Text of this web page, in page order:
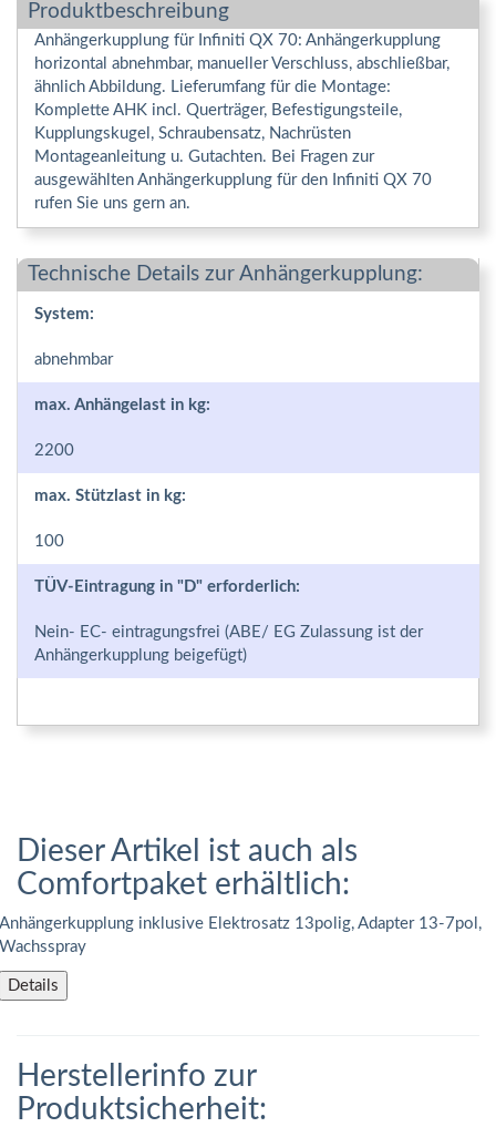
Produktbeschreibung
Anhängerkupplung für Infiniti QX 70: Anhängerkupplung
horizontal abnehmbar, manueller Verschluss, abschließbar,
ähnlich Abbildung. Lieferumfang für die Montage:
Komplette AHK incl. Querträger, Befestigungsteile,
Kupplungskugel, Schraubensatz, Nachrüsten
Montageanleitung u. Gutachten. Bei Fragen zur
ausgewählten Anhängerkupplung für den Infiniti QX 70
rufen Sie uns gern an.
Technische Details zur Anhängerkupplung:
System:
abnehmbar
max. Anhängelast in kg:
2200
max. Stützlast in kg:
100
TÜV-Eintragung in "D" erforderlich:
Nein- EC- eintragungsfrei (ABE/ EG Zulassung ist der
Anhängerkupplung beigefügt)
Dieser Artikel ist auch als
Comfortpaket erhältlich:
Anhängerkupplung inklusive Elektrosatz 13polig, Adapter 13-7pol,
Wachsspray
Details
Herstellerinfo zur
Produktsicherheit: